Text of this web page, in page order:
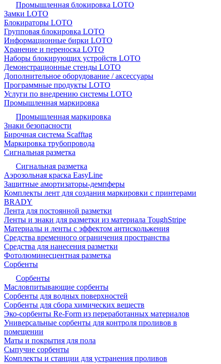
Промышленная блокировка LOTO
Замки LOTO
Блокираторы LOTO
Групповая блокировка LOTO
Информационные бирки LOTO
Хранение и переноска LOTO
Наборы блокирующих устройств LOTO
Демонстрационные стенды LOTO
Дополнительное оборудование / аксессуары
Программные продукты LOTO
Услуги по внедрению системы LOTO
Промышленная маркировка
Промышленная маркировка
Знаки безопасности
Бирочная система Scafftag
Маркировка трубопровода
Сигнальная разметка
Сигнальная разметка
Аэрозольная краска EasyLine
Защитные амортизаторы-демпферы
Комплекты лент для создания маркировки с принтерами
BRADY
Лента для постоянной разметки
Ленты и знаки для разметки из материала ToughStripe
Материалы и ленты с эффектом антискольжения
Средства временного ограничения пространства
Средства для нанесения разметки
Фотолюминесцентная разметка
Сорбенты
Сорбенты
Масловпитывающие сорбенты
Сорбенты для водных поверхностей
Сорбенты для сбора химических веществ
Эко-сорбенты Re-Form из переработанных материалов
Универсальные сорбенты для контроля проливов в
помещении
Маты и покрытия для пола
Сыпучие сорбенты
Комплекты и станции для устранения проливов